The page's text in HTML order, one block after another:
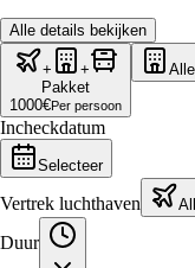
Alle details bekijken
+
+
Pakket
1000€Per persoon
Incheckdatum
Selecteer
Vertrek luchthaven
Duur